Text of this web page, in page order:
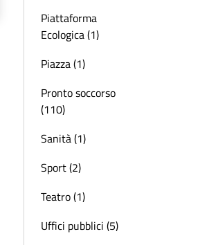
Piattaforma
Ecologica (1)
Piazza (1)
Pronto soccorso
(110)
Sanità (1)
Sport (2)
Teatro (1)
Uffici pubblici (5)